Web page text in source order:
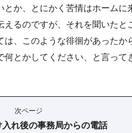
か、とにかく苦情はホームに
るのですが、それを聞いたと
、このような徘徊があったか
とかしてください、と言って
次ページ
入れ後の事務局からの電話